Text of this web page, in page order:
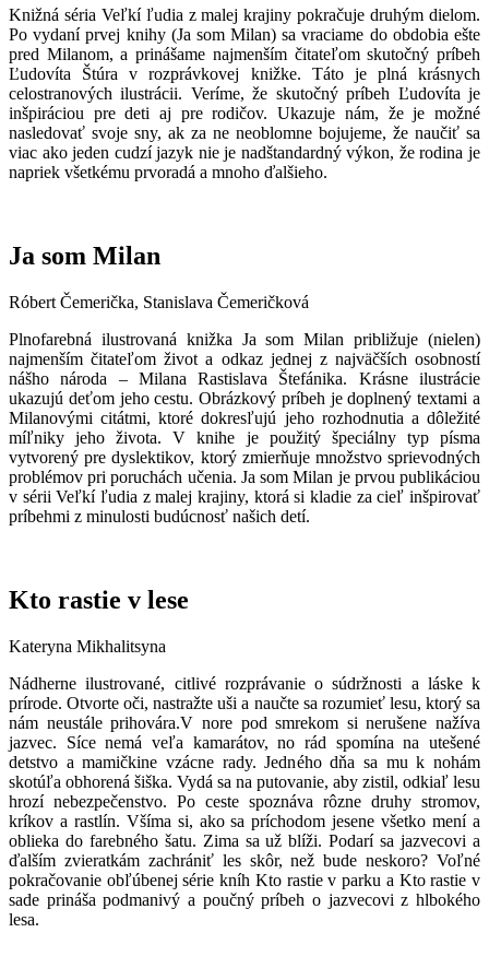
Knižná séria Veľkí ľudia z malej krajiny pokračuje druhým dielom.
Po vydaní prvej knihy (Ja som Milan) sa vraciame do obdobia ešte
pred Milanom, a prinášame najmenším čitateľom skutočný príbeh
Ľudovíta Štúra v rozprávkovej knižke. Táto je plná krásnych
celostranových ilustrácii. Veríme, že skutočný príbeh Ľudovíta je
inšpiráciou pre deti aj pre rodičov. Ukazuje nám, že je možné
nasledovať svoje sny, ak za ne neoblomne bojujeme, že naučiť sa
viac ako jeden cudzí jazyk nie je nadštandardný výkon, že rodina je
napriek všetkému prvoradá a mnoho ďalšieho.
Ja som Milan
Róbert Čemerička, Stanislava Čemeričková
Plnofarebná ilustrovaná knižka Ja som Milan približuje (nielen)
najmenším čitateľom život a odkaz jednej z najväčších osobností
nášho národa – Milana Rastislava Štefánika. Krásne ilustrácie
ukazujú deťom jeho cestu. Obrázkový príbeh je doplnený textami a
Milanovými citátmi, ktoré dokresľujú jeho rozhodnutia a dôležité
míľniky jeho života. V knihe je použitý špeciálny typ písma
vytvorený pre dyslektikov, ktorý zmierňuje množstvo sprievodných
problémov pri poruchách učenia. Ja som Milan je prvou publikáciou
v sérii Veľkí ľudia z malej krajiny, ktorá si kladie za cieľ inšpirovať
príbehmi z minulosti budúcnosť našich detí.
Kto rastie v lese
Kateryna Mikhalitsyna
Nádherne ilustrované, citlivé rozprávanie o súdržnosti a láske k
prírode. Otvorte oči, nastražte uši a naučte sa rozumieť lesu, ktorý sa
nám neustále prihovára.V nore pod smrekom si nerušene nažíva
jazvec. Síce nemá veľa kamarátov, no rád spomína na utešené
detstvo a mamičkine vzácne rady. Jedného dňa sa mu k nohám
skotúľa obhorená šiška. Vydá sa na putovanie, aby zistil, odkiaľ lesu
hrozí nebezpečenstvo. Po ceste spoznáva rôzne druhy stromov,
kríkov a rastlín. Všíma si, ako sa príchodom jesene všetko mení a
oblieka do farebného šatu. Zima sa už blíži. Podarí sa jazvecovi a
ďalším zvieratkám zachrániť les skôr, než bude neskoro? Voľné
pokračovanie obľúbenej série kníh Kto rastie v parku a Kto rastie v
sade prináša podmanivý a poučný príbeh o jazvecovi z hlbokého
lesa.